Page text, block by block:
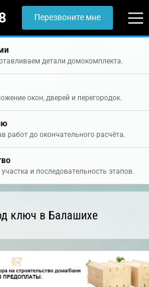
Перезвоните мне
детали домокомплекта.
окон, дверей и перегородок.
работ до окончательного расчёта.
и последовательность этапов.
ключ в Балашихе